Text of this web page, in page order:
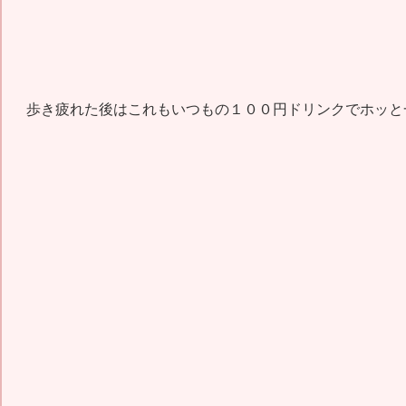
歩き疲れた後はこれもいつもの１００円ドリンクでホッ